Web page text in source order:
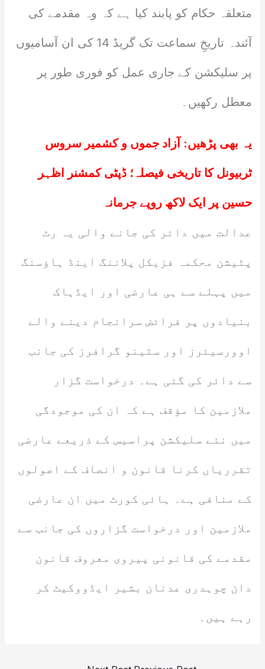
متعلقہ حکام کو پابند کیا ہے کہ وہ مقدمے کی
آئندہ تاریخِ سماعت تک گریڈ 14 کی ان آسامیوں
پر سلیکشن کے جاری عمل کو فوری طور پر
معطل رکھیں۔
یہ بھی پڑھیں: آزاد جموں و کشمیر سروس
ٹربیونل کا تاریخی فیصلہ؛ ڈپٹی کمشنر اظہر
حسین پر ایک لاکھ روپے جرمانہ
عدالت میں دائر کی جانے والی یہ رٹ
پٹیشن محکمہ فزیکل پلاننگ اینڈ ہاؤسنگ
میں پہلے سے ہی عارضی اور ایڈہاک
بنیادوں پر فرائض سرانجام دینے والے
اوورسیئرز اور سٹینو گرافرز کی جانب
سے دائر کی گئی ہے۔ درخواست گزار
ملازمین کا مؤقف ہے کہ ان کی موجودگی
میں نئے سلیکشن پراسیس کے ذریعے عارضی
تقرریاں کرنا قانون و انصاف کے اصولوں
کے منافی ہے۔ ہائی کورٹ میں ان عارضی
ملازمین اور درخواست گزاروں کی جانب سے
مقدمے کی قانونی پیروی معروف قانون
دان چوہدری عدنان بشیر ایڈووکیٹ کر
رہے ہیں۔